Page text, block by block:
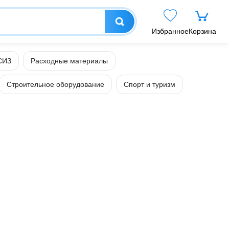
ИзбранноеКорзина
Расходные материалы
Строительное оборудование Спорт и туризм